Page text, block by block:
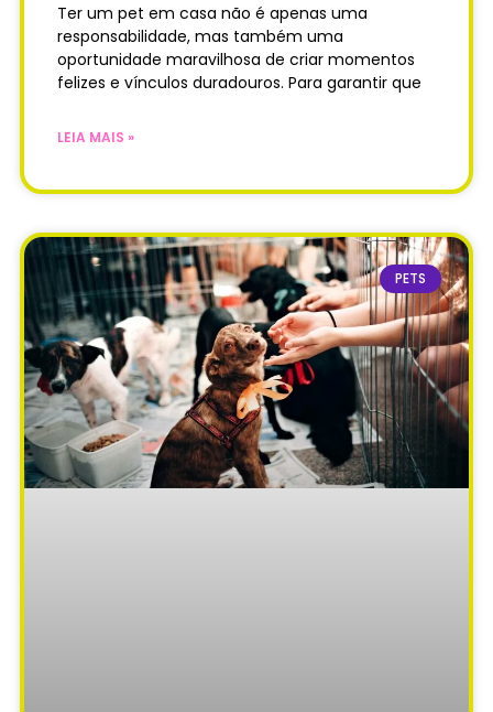
Ter um pet em casa não é apenas uma
responsabilidade, mas também uma
oportunidade maravilhosa de criar momentos
felizes e vínculos duradouros. Para garantir que
LEIA MAIS »
PETS